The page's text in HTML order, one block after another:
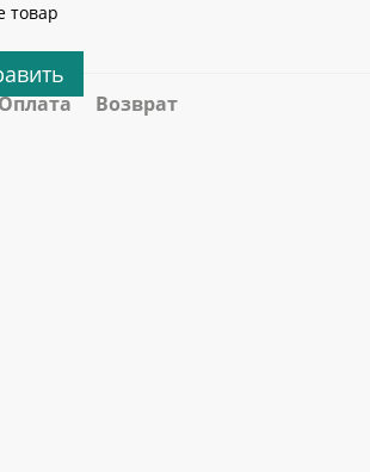
товар
Возврат